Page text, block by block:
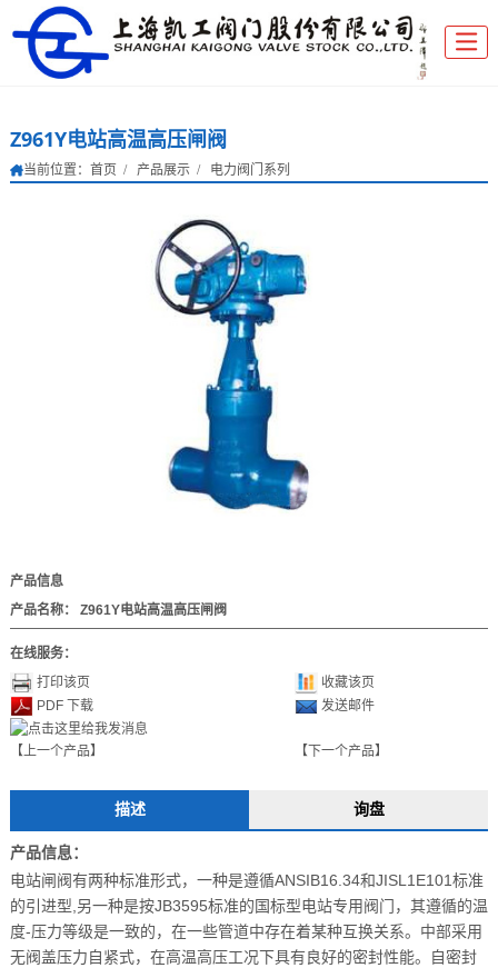
Z961Y电站高温高压闸阀
当前位置： 首页 产品展示 电力阀门系列
产品信息
产品名称：
Z961Y电站高温高压闸阀
在线服务：
打印该页
收藏该页
PDF 下载
发送邮件
【上一个产品】 【下一个产品】
描述 询盘
产品信息：
电站闸阀有两种标准形式，一种是遵循ANSIB16.34和JISL1E101标准
的引进型,另一种是按JB3595标准的国标型电站专用阀门，其遵循的温
度-压力等级是一致的，在一些管道中存在着某种互换关系。中部采用
无阀盖压力自紧式，在高温高压工况下具有良好的密封性能。自密封